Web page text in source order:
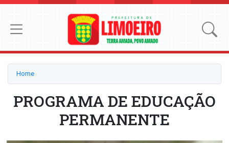
Home
PROGRAMA DE EDUCAÇÃO
PERMANENTE